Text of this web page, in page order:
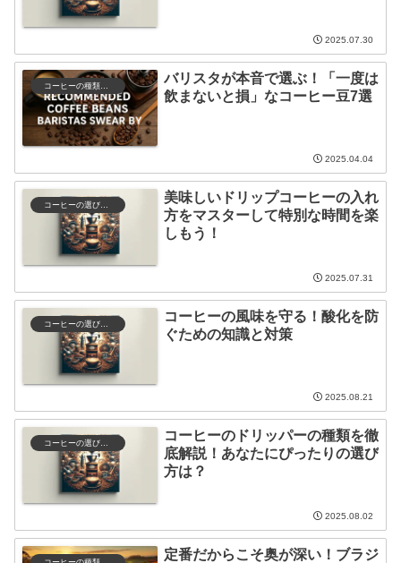
2025.07.30
バリスタが本音で選ぶ！「一度は
飲まないと損」なコーヒー豆7選
2025.04.04
美味しいドリップコーヒーの入れ
方をマスターして特別な時間を楽
しもう！
2025.07.31
コーヒーの風味を守る！酸化を防
ぐための知識と対策
2025.08.21
コーヒーのドリッパーの種類を徹
底解説！あなたにぴったりの選び
方は？
2025.08.02
定番だからこそ奥が深い！ブラジ